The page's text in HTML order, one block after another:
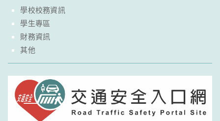
學校校務資訊
學生專區
財務資訊
其他